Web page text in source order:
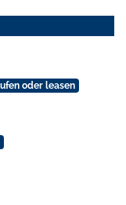
oder leasen